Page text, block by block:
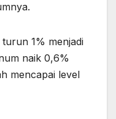
1% menjadi
naik 0,6%
mencapai level